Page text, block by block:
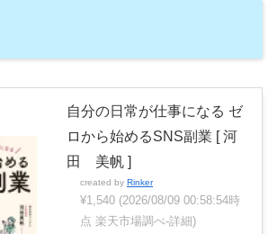
自分の日常が仕事になる ゼ
ロから始めるSNS副業 [ 河
田 美帆 ]
created by Rinker
¥1,540 (2026/08/09 00:58:54時
点 楽天市場調べ-詳細)